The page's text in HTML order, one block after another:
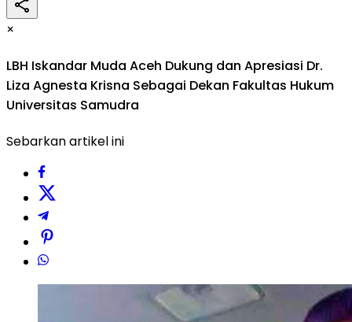
×
LBH Iskandar Muda Aceh Dukung dan Apresiasi Dr.
Liza Agnesta Krisna Sebagai Dekan Fakultas Hukum
Universitas Samudra
Sebarkan artikel ini